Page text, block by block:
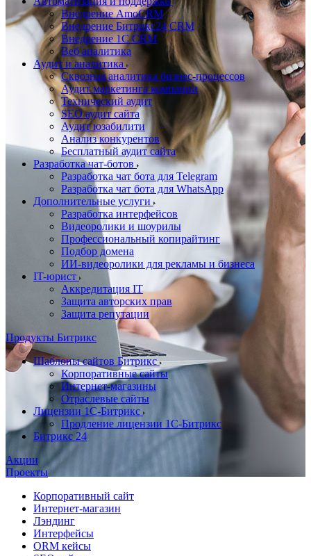
Внедрение AmoCRM
Внедрение Битрикс24 CRM
Внедрение 1C CRM
Веб аналитика
Аудит и аналитика
Сквозная аналитика бизнес-процессов
Аудит маркетинга компании
Технический аудит
SEO аудит сайта
Аудит юзабилити
Анализ конкурентов
Бесплатный аудит сайта
Разработка чат-ботов
Разработка чат бота для Telegram
Разработка чат бота для WhatsApp
Дополнительные услуги
Разработка интерфейсов
Видеоролики и шоурилы
Профессиональный копирайтинг
Подбор домена
ИИ-видеоролики для рекламы и бизнеса
IT-юрист
Аккредитация IT
Защита авторских прав
Защита репутации
Продукты Битрикс
Шаблоны сайтов Битрикс
Корпоративные сайты
Интернет-магазины
Отраслевые сайты
Лицензии 1С-Битрикс
Продление лицензии 1С-Битрикс
Битрикс 24
Акции
Проекты
Корпоративный сайт
Интернет-магазин
Лэндинг
Интерфейсы
ORM кейсы